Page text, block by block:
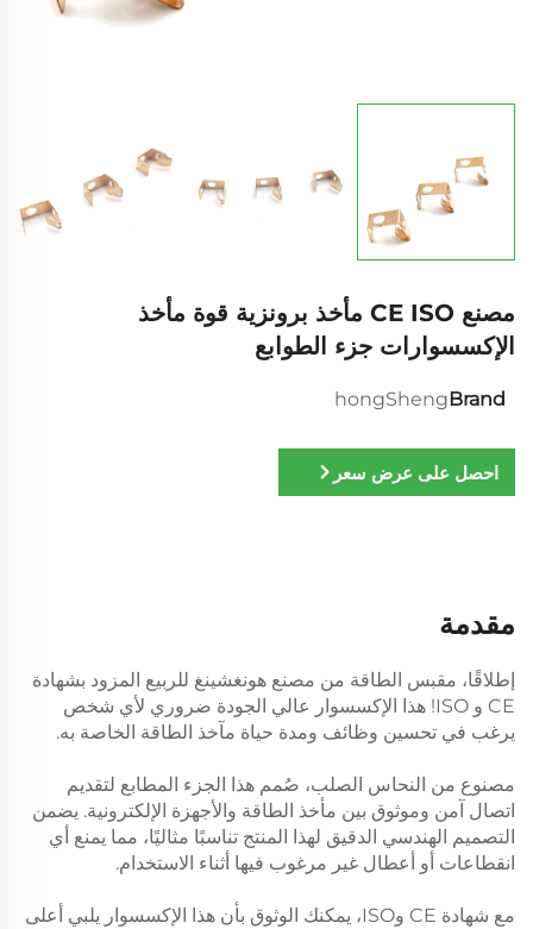
مصنع CE ISO مأخذ برونزية قوة مأخذ
الإكسسوارات جزء الطوابع
Brand
hongSheng
احصل على عرض سعر
مقدمة
إطلاقًا، مقبس الطاقة من مصنع هونغشينغ للربيع المزود بشهادة
CE و ISO! هذا الإكسسوار عالي الجودة ضروري لأي شخص
يرغب في تحسين وظائف ومدة حياة مآخذ الطاقة الخاصة به.
مصنوع من النحاس الصلب، صُمم هذا الجزء المطابع لتقديم
اتصال آمن وموثوق بين مأخذ الطاقة والأجهزة الإلكترونية. يضمن
التصميم الهندسي الدقيق لهذا المنتج تناسبًا مثاليًا، مما يمنع أي
انقطاعات أو أعطال غير مرغوب فيها أثناء الاستخدام.
مع شهادة CE وISO، يمكنك الوثوق بأن هذا الإكسسوار يلبي أعلى